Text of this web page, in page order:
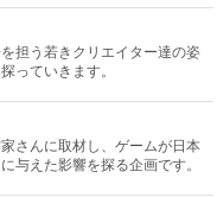
担う若きクリエイター達の姿
っていきます。
さんに取材し、ゲームが日本
与えた影響を探る企画です。